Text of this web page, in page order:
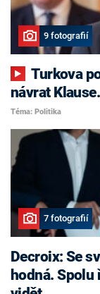
9 fotografií
Turkova pomsta, nekonfliktní Havlíček i
návrat
Téma: Politika
7 fotografií
Decroix: Se
hodná.